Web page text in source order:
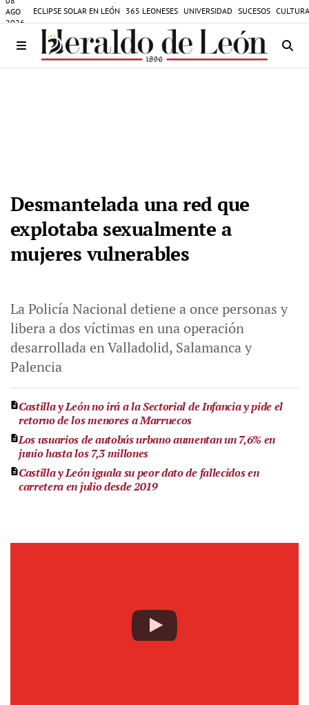
AGO
2026
ECLIPSE SOLAR EN LEÓN 365 LEONESES UNIVERSIDAD SUCESOS
Desmantelada una red que
explotaba sexualmente a
mujeres vulnerables
La Policía Nacional detiene a once personas y
libera a dos víctimas en una operación
desarrollada en Valladolid, Salamanca y
Palencia
Castilla y León no irá a la Sectorial de Infancia y pide el
retorno de los menores a Marruecos
Los usuarios de autobús urbano aumentan un 7,6% en
junio hasta los 7,3 millones
Castilla y León iguala su peor dato de fallecidos en
carretera en julio desde 2019